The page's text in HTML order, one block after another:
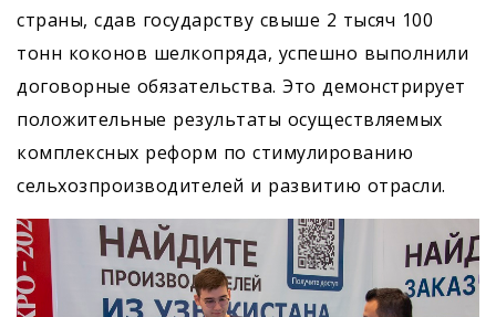
страны, сдав государству свыше 2 тысяч 100
тонн коконов шелкопряда, успешно выполнили
договорные обязательства. Это демонстрирует
положительные результаты осуществляемых
комплексных реформ по стимулированию
сельхозпроизводителей и развитию отрасли.